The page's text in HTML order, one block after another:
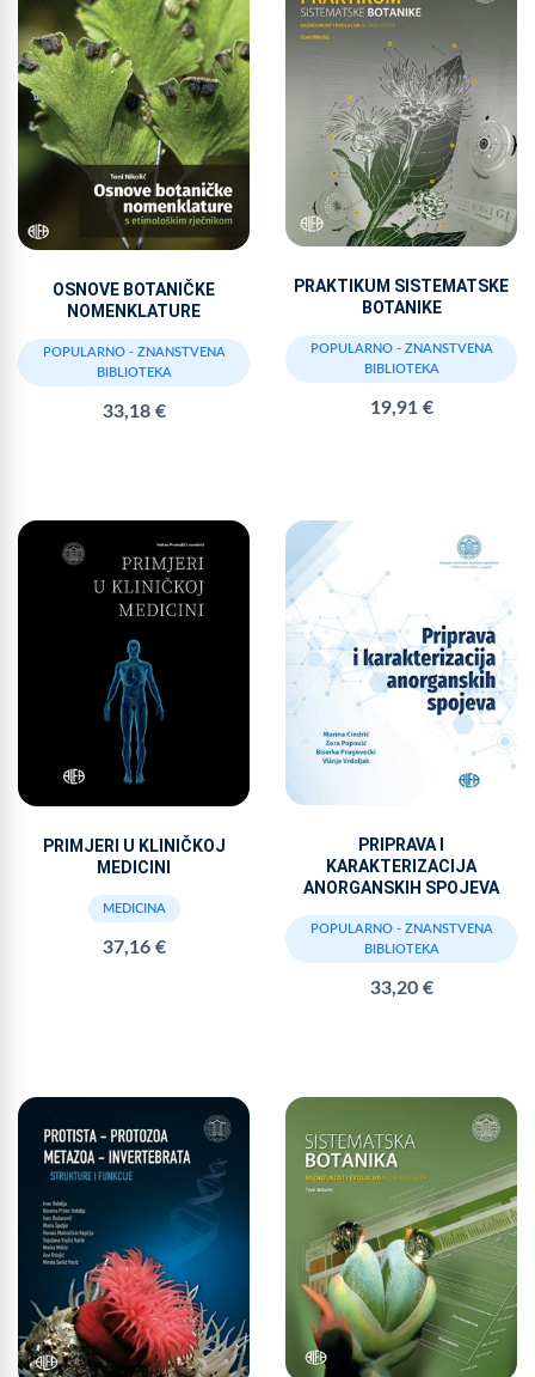
OSNOVE BOTANIČKE
NOMENKLATURE
POPULARNO - ZNANSTVENA
BIBLIOTEKA
33,18 €
PRAKTIKUM SISTEMATSKE
BOTANIKE
POPULARNO - ZNANSTVENA
BIBLIOTEKA
19,91 €
PRIMJERI U KLINIČKOJ
MEDICINI
MEDICINA
37,16 €
PRIPRAVA I
KARAKTERIZACIJA
ANORGANSKIH SPOJEVA
POPULARNO - ZNANSTVENA
BIBLIOTEKA
33,20 €